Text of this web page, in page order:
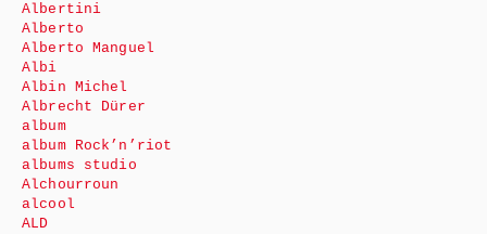
Albertini
Alberto
Alberto Manguel
Albi
Albin Michel
Albrecht Dürer
album
album Rock’n’riot
albums studio
Alchourroun
alcool
ALD